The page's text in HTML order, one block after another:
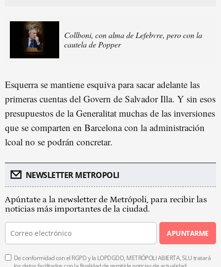
Collboni, con alma de Lefebvre, pero con la
cautela de Popper
Esquerra se mantiene esquiva para sacar adelante las
primeras cuentas del Govern de Salvador Illa. Y sin esos
presupuestos de la Generalitat muchas de las inversiones
que se comparten en Barcelona con la administración
lcoal no se podrán concretar.
NEWSLETTER METROPOLI
Apúntate a la newsletter de Metrópoli, para recibir las
noticias más importantes de la ciudad.
APUNTARME
De conformidad con el RGPD y la LOPDGDD, METRÓPOLI ABIERTA, SLU tratará